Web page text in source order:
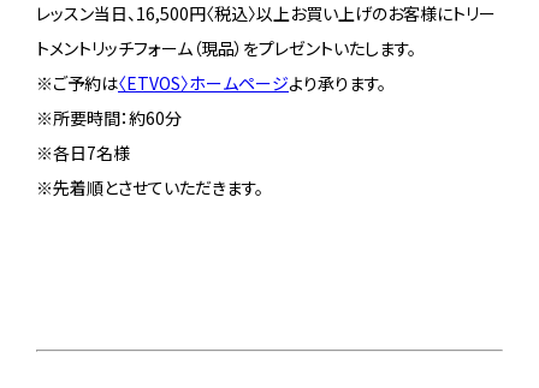
レッスン当日、16,500円〈税込〉以上お買い上げのお客様にトリー
トメントリッチフォーム（現品）をプレゼントいたします。
※ご予約は〈ETVOS〉ホームページより承ります。
※所要時間：約60分
※各日7名様
※先着順とさせていただきます。